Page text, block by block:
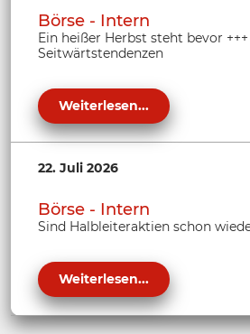
Börse - Intern
Ein heißer Herbst steht bevor
Seitwärtstendenzen
Weiterlesen...
22. Juli 2026
Börse - Intern
Sind Halbleiteraktien schon
Weiterlesen...